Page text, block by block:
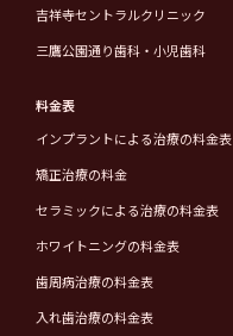
吉祥寺セントラルクリニック
三鷹公園通り歯科・小児歯科
料金表
インプラントによる治療の料金表
矯正治療の料金
セラミックによる治療の料金表
ホワイトニングの料金表
歯周病治療の料金表
入れ歯治療の料金表